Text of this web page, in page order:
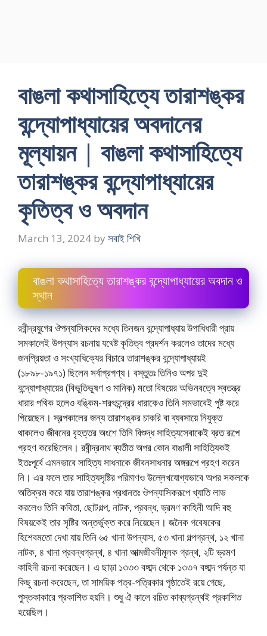
বাঙলা কথাসাহিত্যে তারাশঙ্কর
বন্দ্যোপাধ্যায়ের অবদানের
মূল্যায়ন | বাঙলা কথাসাহিত্যে
তারাশঙ্কর বন্দ্যোপাধ্যায়ের
কৃতিত্ব ও অবদান
March 13, 2024 by সবাই শিখি
বাঙলা কথাসাহিত্যে তারাশঙ্কর বন্দ্যোপাধ্যায়ের অবদান ও
স্থান
রবীন্দ্রযুগের ঔপন্যাসিকদের মধ্যে তিনজন বন্দ্যোপাধ্যায় উপাধিধারী প্রায়
সমকালেই উপন্যাস রচনায় যথেষ্ট কৃতিত্ব প্রদর্শন করলেও তাদের মধ্যে
জনপ্রিয়তা ও সংখ্যাধিক্যের বিচারে তারাশঙ্কর বন্দ্যোপাধ্যায়ই
(১৮৯৮-১৯৭১) ছিলেন সর্বাগ্রগণ্য। বস্তুতঃ তিনিও অপর দুই
বন্দ্যোপাধ্যায়ের (বিভূতিভূষণ ও মানিক) মতাে বিষয়ের অভিনবত্বে স্বতন্ত্র
ধারার পথিক হলেও বঙ্কিম-শরৎচন্দ্রের ধারাকেও তিনি সমভাবেই পুষ্ট করে
গিয়েছেন। স্বল্পকালের জন্য তারাশঙ্কর চাকরি বা ব্যবসায়ে নিযুক্ত
থাকলেও জীবনের বৃহত্তর অংশে তিনি বিশুদ্ধ সাহিত্যসেবাকেই ব্রত রূপে
গ্রহণ করেছিলেন। রবীন্দ্রনাথ ব্যতীত অপর কোন বাঙালী সাহিত্যিকই
ইতঃপূর্বে এমনভাবে সাহিত্য সাধনাকে জীবনসাধনার অঙ্গরূপে গ্রহণ করেন
নি। এর ফলে তার সাহিত্যসৃষ্টির পরিমাণও উল্লেখযােগ্যভাবে অপর সকলকে
অতিক্রম করে যায় তারাশঙ্কর প্রধানতঃ ঔপন্যাসিকরূপে খ্যাতি লাভ
করলেও তিনি কবিতা, ছােটগল্প, নাটক, প্রবন্ধ, ভ্রমণ কাহিনী আদি বহু
বিষয়কেই তার সৃষ্টির অন্তর্ভুক্ত করে নিয়েছেন। জনৈক গবেষকের
হিশেবমতাে দেখা যায় তিনি ৬৫ খানা উপন্যাস, ৫৩ খানা গল্পগ্রন্থ, ১২ খানা
নাটক, ৪ খানা প্রবন্ধগ্রন্থ, ৪ খানা আত্মজীবনীমূলক গ্রন্থ, ২টি ভ্রমণ
কাহিনী রচনা করেছেন। এ ছাড়া ১৩৩৩ বঙ্গাব্দ থেকে ১৩৩৭ বঙ্গাব্দ পর্যন্ত যা
কিছু রচনা করেছেন, তা সাময়িক পত্র-পত্রিকার পৃষ্ঠাতেই রয়ে গেছে,
পুস্তকাকারে প্রকাশিত হয়নি। শুধু ঐ কালে রচিত কাব্যগ্রন্থই প্রকাশিত
হয়েছিল।